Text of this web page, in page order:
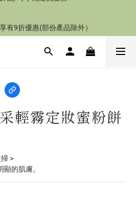
輕霧定妝蜜粉餅
>
的肌膚。